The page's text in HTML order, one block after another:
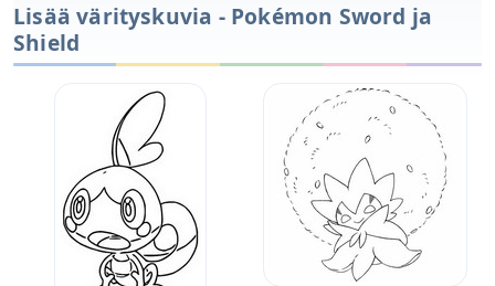
Lisää värityskuvia - Pokémon Sword ja
Shield